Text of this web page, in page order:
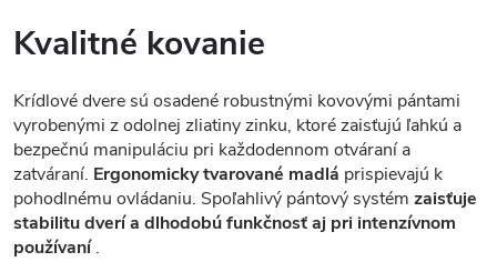
Kvalitné kovanie
Krídlové dvere sú osadené robustnými kovovými pántami
vyrobenými z odolnej zliatiny zinku, ktoré zaisťujú ľahkú a
bezpečnú manipuláciu pri každodennom otváraní a
zatváraní. Ergonomicky tvarované madlá prispievajú k
pohodlnému ovládaniu. Spoľahlivý pántový systém zaisťuje
stabilitu dverí a dlhodobú funkčnosť aj pri intenzívnom
používaní.